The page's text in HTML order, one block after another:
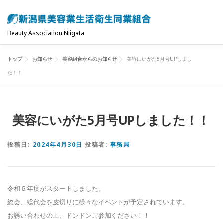
ン
Beauty Association Niigata
トップ 組合について 組合の主な事業
トップ お知らせ 美容組合からのお知らせ
美容にいがた5月号UPしまし
た！！
美容にいがた5月号UPしました！！
投稿日: 2024年4月30日 投稿者: 事務局
令和６年度がスタートしました。
総会、総代会を皮切りに様々なイベントが予定されています。
お誘い合わせの上、ドンドンご参加ください！！